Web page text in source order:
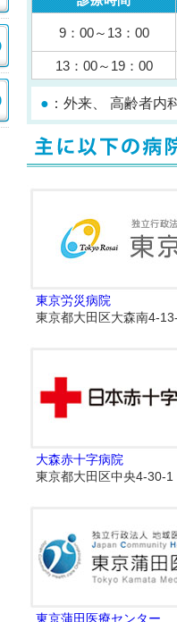
9：00～13：00
13：00～19：00
● ：外来、 高齢者
東京労災病院
東京都大田区大森南4-
大森赤十字病院
東京都大田区中央4-30-1
東京蒲田医療センター